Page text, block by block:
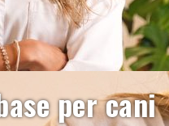
per cani